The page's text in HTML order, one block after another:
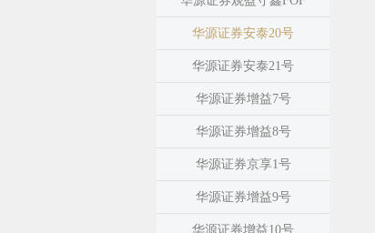
华源证券安泰20号
华源证券安泰21号
华源证券增益7号
华源证券增益8号
华源证券京享1号
华源证券增益9号
华源证券增益10号